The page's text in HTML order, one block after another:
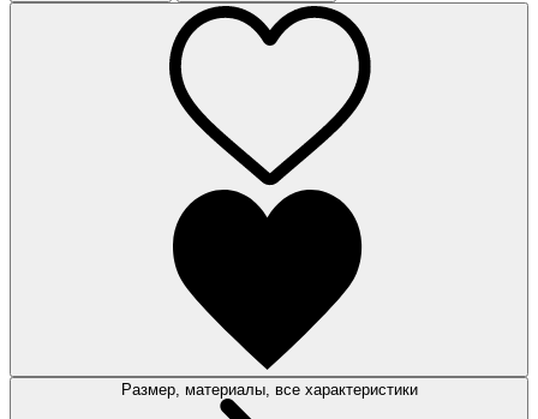
Размер, материалы, все характеристики